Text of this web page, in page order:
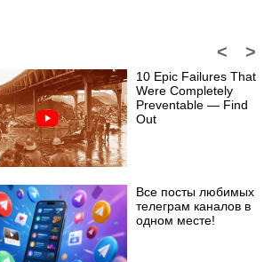
>
<
10 Epic Failures That
Were Completely
Preventable — Find
Out
Все посты любимых
телеграм каналов в
одном месте!